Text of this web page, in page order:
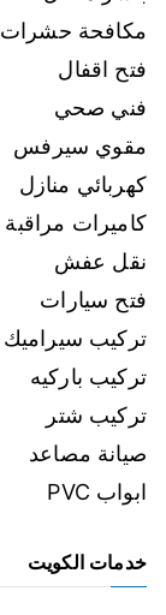
مكافحة حشرات
فتح اقفال
فني صحي
مقوي سيرفس
كهربائي منازل
كاميرات مراقبة
نقل عفش
فتح سيارات
تركيب سيراميك
تركيب باركيه
تركيب شتر
صيانة مصاعد
ابواب PVC
خدمات الكويت